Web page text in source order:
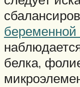
беременной
белка,